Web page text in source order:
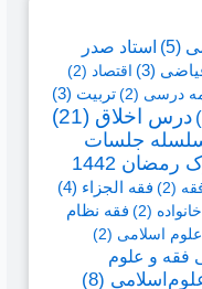
(5)
استاد صدر
(3) اقتصاد (2)
درسی (2) تربیت (3)
درس اخلاق (21)
جلسات
1442
(2) فقه الجزاء (4)
(2)
فقه نظام
اسلامی (2)
فقه و علوم
(8)